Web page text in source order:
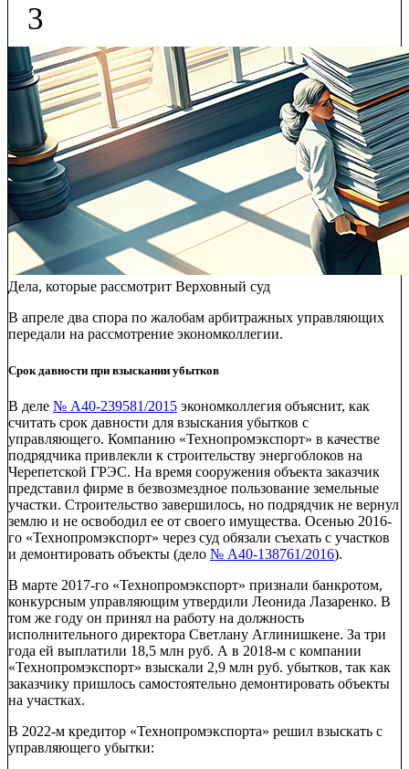
3
Дела, которые рассмотрит Верховный суд
В апреле два спора по жалобам арбитражных управляющих
передали на рассмотрение экономколлегии.
Срок давности при взыскании убытков
В деле № А40-239581/2015 экономколлегия объяснит, как
считать срок давности для взыскания убытков с
управляющего. Компанию «Технопромэкспорт» в качестве
подрядчика привлекли к строительству энергоблоков на
Черепетской ГРЭС. На время сооружения объекта заказчик
представил фирме в безвозмездное пользование земельные
участки. Строительство завершилось, но подрядчик не вернул
землю и не освободил ее от своего имущества. Осенью 2016-
го «Технопромэкспорт» через суд обязали съехать с участков
и демонтировать объекты (дело № А40-138761/2016).
В марте 2017-го «Технопромэкспорт» признали банкротом,
конкурсным управляющим утвердили Леонида Лазаренко. В
том же году он принял на работу на должность
исполнительного директора Светлану Аглинишкене. За три
года ей выплатили 18,5 млн руб. А в 2018-м с компании
«Технопромэкспорт» взыскали 2,9 млн руб. убытков, так как
заказчику пришлось самостоятельно демонтировать объекты
на участках.
В 2022-м кредитор «Технопромэкспорта» решил взыскать с
управляющего убытки: